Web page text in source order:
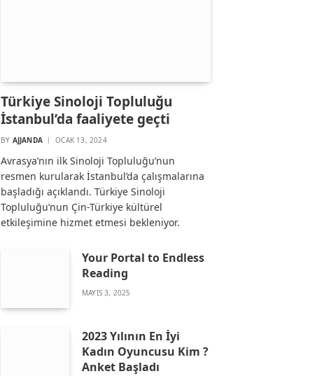
Türkiye Sinoloji Topluluğu
İstanbul’da faaliyete geçti
BY AJJANDA OCAK 13, 2024
Avrasya’nın ilk Sinoloji Topluluğu’nun
resmen kurularak İstanbul’da çalışmalarına
başladığı açıklandı. Türkiye Sinoloji
Topluluğu’nun Çin-Türkiye kültürel
etkileşimine hizmet etmesi bekleniyor.
Your Portal to Endless
Reading
MAYIS 3, 2025
2023 Yılının En İyi
Kadın Oyuncusu Kim ?
Anket Başladı